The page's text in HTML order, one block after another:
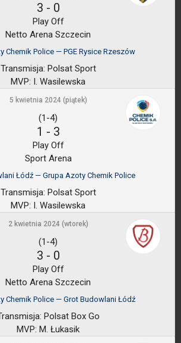
3 - 0
Play Off
Netto Arena Szczecin
Chemik Police — PGE Rysice Rzeszów
Transmisja: Polsat Sport
MVP: I. Wasilewska
5 kwietnia 2024 (piątek)
(1-4)
1 - 3
Play Off
Sport Arena
Łódź — Grupa Azoty Chemik Police
Transmisja: Polsat Sport
MVP: I. Wasilewska
2 kwietnia 2024 (wtorek)
(1-4)
3 - 0
Play Off
Netto Arena Szczecin
Chemik Police — Grot Budowlani Łódź
Polsat Box Go
MVP: M. Łukasik